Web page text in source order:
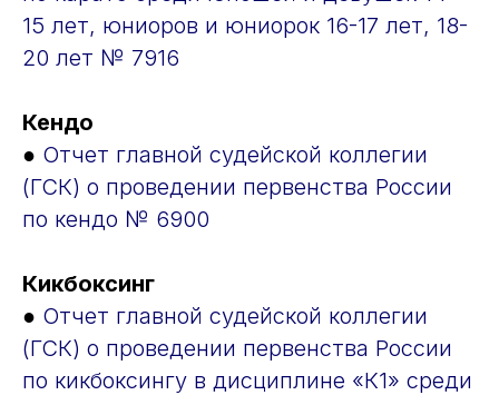
15 лет, юниоров и юниорок 16-17 лет, 18-
20 лет № 7916
Кендо
● Отчет главной судейской коллегии
(ГСК) о проведении первенства России
по кендо № 6900
Кикбоксинг
● Отчет главной судейской коллегии
(ГСК) о проведении первенства России
по кикбоксингу в дисциплине «К1» среди